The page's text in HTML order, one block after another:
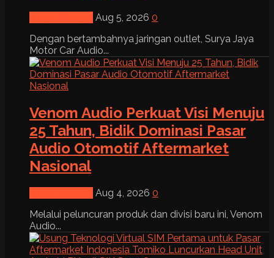
Aug 5, 2026 0
Dengan bertambahnya jaringan outlet, Surya Jaya
Motor Car Audio...
Venom Audio Perkuat Visi Menuju
25 Tahun, Bidik Dominasi Pasar
Audio Otomotif Aftermarket
Nasional
Aug 4, 2026 0
Melalui peluncuran produk dan divisi baru ini, Venom
Audio...